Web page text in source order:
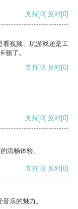
支持[0] 反对[0]
看视频、玩游戏还是工
顿了。
支持[0] 反对[0]
支持[0] 反对[0]
流畅体验。
支持[0] 反对[0]
乐的魅力。